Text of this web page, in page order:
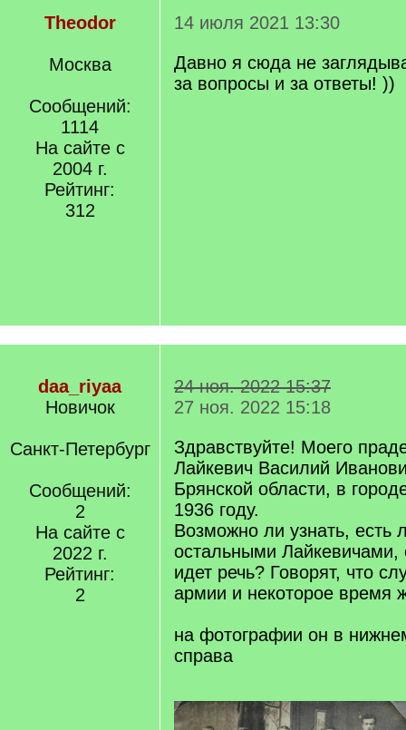
Theodor
Москва
Сообщений:
1114
На сайте с
2004 г.
Рейтинг:
312
14 июля 2021 13:30
Давно я сюда не
за вопросы и за ответы! ))
daa_riyaa
Новичок
Санкт-Петербург
Сообщений:
2
На сайте с
2022 г.
Рейтинг:
2
24 ноя. 2022 15:37
27 ноя. 2022 15:18
Здравствуйте! Моего
Лайкевич Василий
Брянской области, в
1936 году.
Возможно ли узнать, есть
остальными Лайкевичами,
идет речь? Говорят, что
армии и некоторое время
на фотографии он в
справа